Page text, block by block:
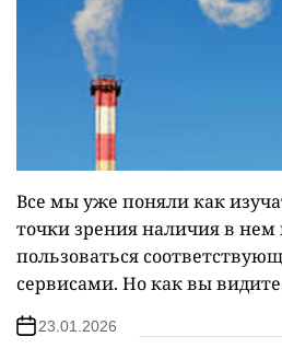
Все мы уже поняли как
точки зрения наличия в
пользоваться
сервисами. Но как вы
23.01.2026